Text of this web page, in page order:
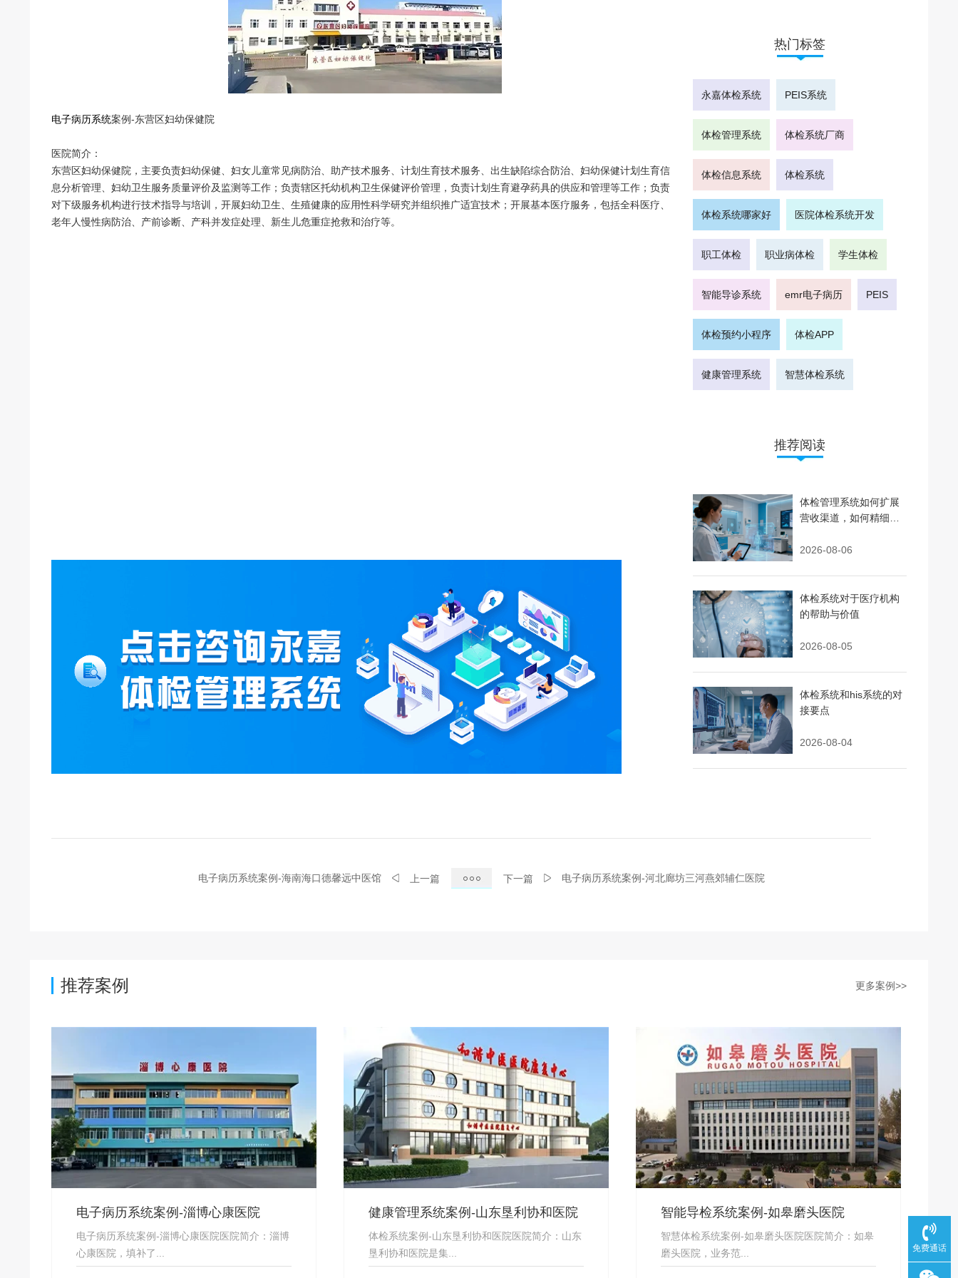
电子病历系统案例-东营区妇幼保健院
医院简介：
东营区妇幼保健院，主要负责妇幼保健、妇女儿童常见病防治、助产技术服务、计划生育技术服务、出生缺陷综合防治、妇幼保健计划生育信
息分析管理、妇幼卫生服务质量评价及监测等工作；负责辖区托幼机构卫生保健评价管理，负责计划生育避孕药具的供应和管理等工作；负责
对下级服务机构进行技术指导与培训，开展妇幼卫生、生殖健康的应用性科学研究并组织推广适宜技术；开展基本医疗服务，包括全科医疗、
老年人慢性病防治、产前诊断、产科并发症处理、新生儿危重症抢救和治疗等。
热门标签
永嘉体检系统 PEIS系统
体检管理系统 体检系统厂商
体检信息系统 体检系统
体检系统哪家好 医院体检系统开发
职工体检 职业病体检 学生体检
智能导诊系统 emr电子病历 PEIS
体检预约小程序 体检APP
健康管理系统 智慧体检系统
推荐阅读
体检管理系统如何扩展
营收渠道，如何精细化
2026-08-06
体检系统对于医疗机构
的帮助与价值
2026-08-05
体检系统和his系统的对
接要点
2026-08-04
电子病历系统案例-海南海口德馨远中医馆 上一篇 下一篇 电子病历系统案例-河北廊坊三河燕郊辅仁医院
推荐案例 更多案例>>
电子病历系统案例-淄博心康医院
电子病历系统案例-淄博心康医院医院简介：淄博
心康医院，填补了...
健康管理系统案例-山东垦利协和医院
体检系统案例-山东垦利协和医院医院简介：山东
垦利协和医院是集...
智能导检系统案例-如皋磨头医院
智慧体检系统案例-如皋磨头医院医院简介：如皋
磨头医院，业务范...
免费通话